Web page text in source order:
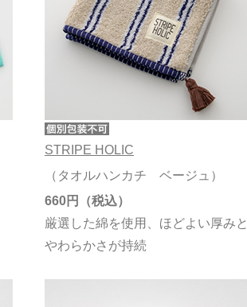
STRIPE HOLIC
（タオルハンカチ ベージュ）
厳選した綿を使用、ほどよい厚みと
やわらかさが持続
660円